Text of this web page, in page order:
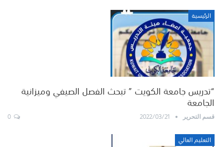
الرئيسية
“تدريس جامعة الكويت ” تبحث الفصل الصيفي وميزانية
الجامعة
قسم التحرير 2022/03/21
التعليم العالي